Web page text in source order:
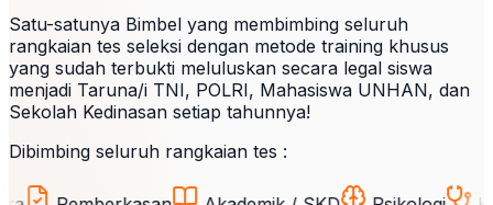
Satu-satunya Bimbel yang membimbing seluruh
rangkaian tes seleksi dengan metode training khusus
yang sudah terbukti meluluskan secara legal siswa
menjadi Taruna/i TNI, POLRI, Mahasiswa UNHAN, dan
Sekolah Kedinasan setiap tahunnya!
Dibimbing seluruh rangkaian tes :